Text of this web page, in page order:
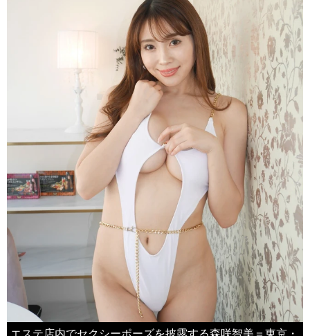
エステ店内でセクシーポーズを披露する森咲智美＝東京・